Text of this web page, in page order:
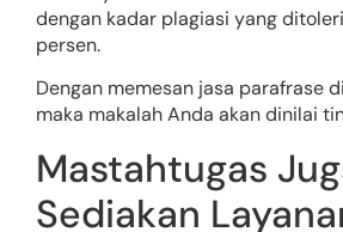
dengan kadar plagiasi yang
persen.
Dengan memesan jasa parafrase
maka makalah Anda akan dinilai
Mastahtugas
Sediakan